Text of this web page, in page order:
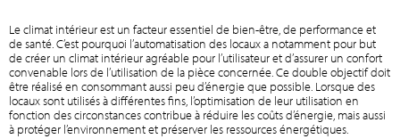
Le climat intérieur est un facteur essentiel de bien-être, de performance et
de santé. C’est pourquoi l’automatisation des locaux a notamment pour but
de créer un climat intérieur agréable pour l’utilisateur et d’assurer un confort
convenable lors de l’utilisation de la pièce concernée. Ce double objectif doit
être réalisé en consommant aussi peu d’énergie que possible. Lorsque des
locaux sont utilisés à différentes fins, l’optimisation de leur utilisation en
fonction des circonstances contribue à réduire les coûts d’énergie, mais aussi
à protéger l’environnement et préserver les ressources énergétiques.